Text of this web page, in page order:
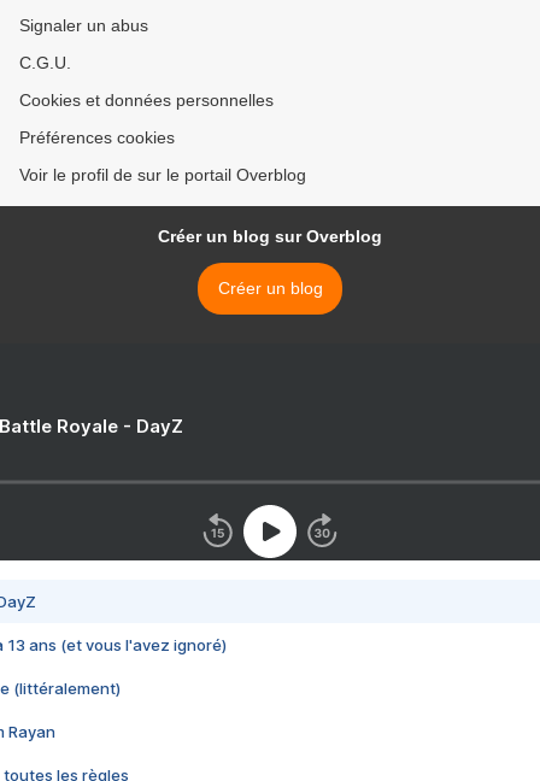
Signaler un abus
C.G.U.
Cookies et données personnelles
Préférences cookies
Voir le profil de sur le portail Overblog
Créer un blog sur Overblog
Créer un blog
Royale - DayZ
13 ans (et vous l'avez ignoré)
(littéralement)
Rayan
toutes les règles